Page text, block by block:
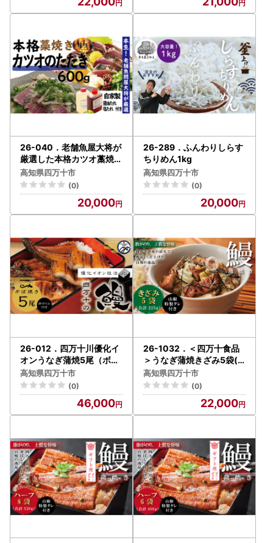
26-040．老舗魚屋大将が
厳選した本格カツオ藁焼き
タタキセット（600ｇ）
高知県四万十市
(0)
20,000
26-289．ふんわりしらす
ちりめん1kg
高知県四万十市
(0)
20,000
26-012．四万十川優化イ
オンうなぎ蒲焼5尾（ボイ
ル肝、たれ付き）
高知県四万十市
(0)
46,000
26-1032．＜四万十食品
＞うなぎ蒲焼きざみ5袋(
合計225g)／Ｋ5
高知県四万十市
(0)
22,000